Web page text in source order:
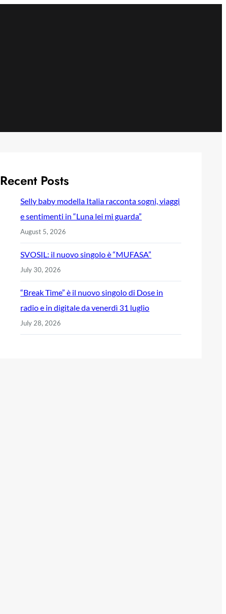
Recent Posts
Selly baby modella Italia racconta sogni, viaggi
e sentimenti in “Luna lei mi guarda”
August 5, 2026
SVOSIL: il nuovo singolo è “MUFASA”
July 30, 2026
“Break Time” è il nuovo singolo di Dose in
radio e in digitale da venerdì 31 luglio
July 28, 2026